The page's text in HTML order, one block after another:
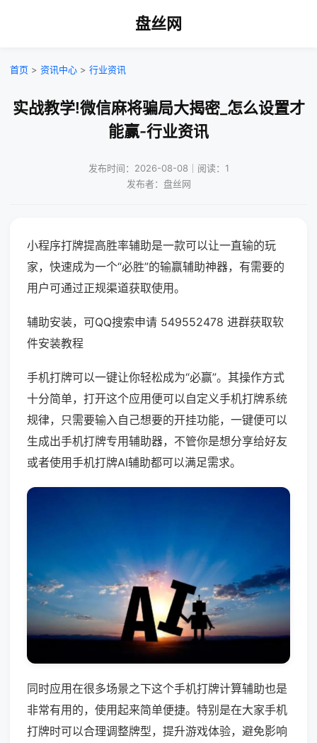
盘丝网
首页 > 资讯中心 > 行业资讯
实战教学!微信麻将骗局大揭密_怎么设置才
能赢-行业资讯
发布时间：2026-08-08｜阅读：1
发布者：盘丝网
小程序打牌提高胜率辅助是一款可以让一直输的玩
家，快速成为一个“必胜”的输赢辅助神器，有需要的
用户可通过正规渠道获取使用。
辅助安装，可QQ搜索申请 549552478 进群获取软
件安装教程
手机打牌可以一键让你轻松成为“必赢”。其操作方式
十分简单，打开这个应用便可以自定义手机打牌系统
规律，只需要输入自己想要的开挂功能，一键便可以
生成出手机打牌专用辅助器，不管你是想分享给好友
或者使用手机打牌AI辅助都可以满足需求。
同时应用在很多场景之下这个手机打牌计算辅助也是
非常有用的，使用起来简单便捷。特别是在大家手机
打牌时可以合理调整牌型，提升游戏体验，避免影响